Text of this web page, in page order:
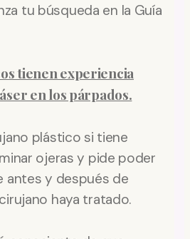
tu búsqueda en la Guía
tienen experiencia
en los párpados.
plástico si tiene
ojeras y pide poder
antes y después de
haya tratado.